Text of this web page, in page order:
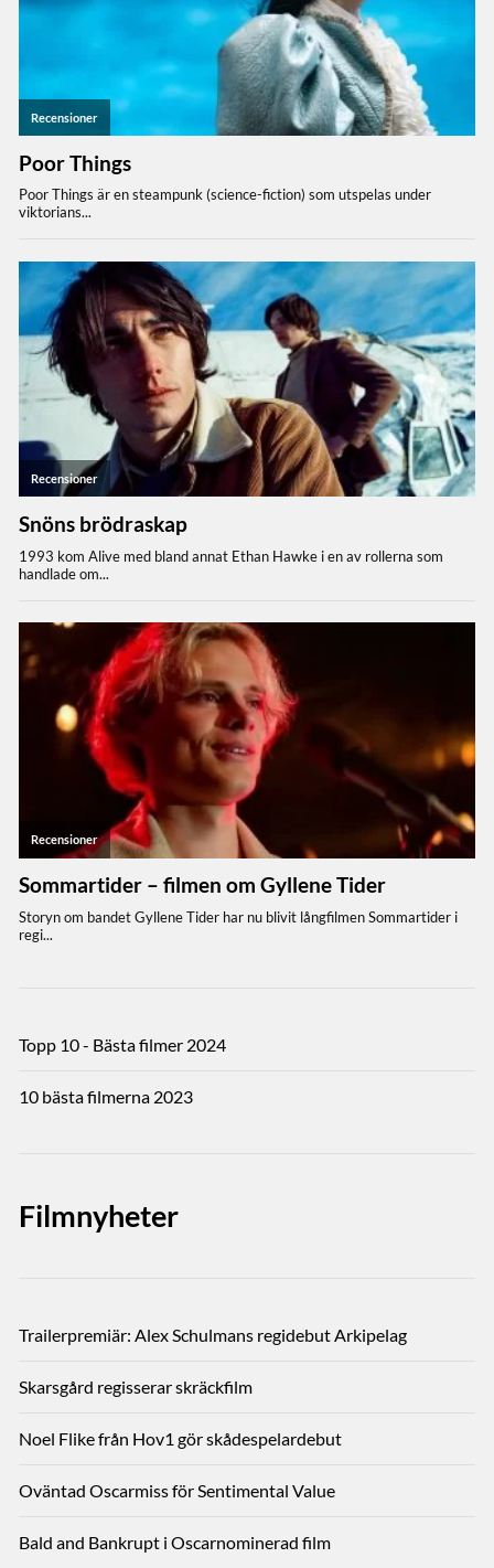
Topp 10 - Bästa filmer 2024
10 bästa filmerna 2023
Filmnyheter
Trailerpremiär: Alex Schulmans regidebut Arkipelag
Skarsgård regisserar skräckfilm
Noel Flike från Hov1 gör skådespelardebut
Oväntad Oscarmiss för Sentimental Value
Bald and Bankrupt i Oscarnominerad film